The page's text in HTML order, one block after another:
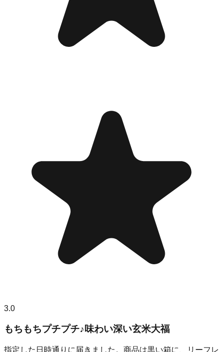
3.0
もちもちプチプチ♪味わい深い玄米大福
指定した日時通りに届きました。商品は黒い箱に、リーフレ